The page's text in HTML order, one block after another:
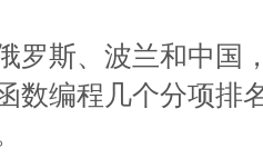
罗斯、波兰和中国
数编程几个分项排